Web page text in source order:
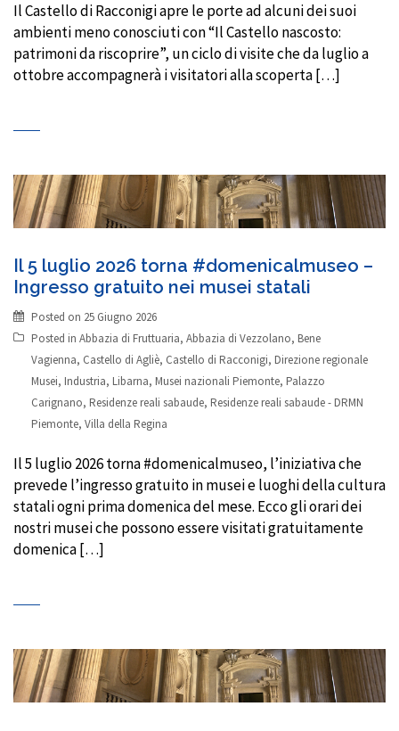
Il Castello di Racconigi apre le porte ad alcuni dei suoi
ambienti meno conosciuti con “Il Castello nascosto:
patrimoni da riscoprire”, un ciclo di visite che da luglio a
ottobre accompagnerà i visitatori alla scoperta […]
Il 5 luglio 2026 torna #domenicalmuseo –
Ingresso gratuito nei musei statali
Posted on 25 Giugno 2026
Posted in Abbazia di Fruttuaria, Abbazia di Vezzolano, Bene
Vagienna, Castello di Agliè, Castello di Racconigi, Direzione regionale
Musei, Industria, Libarna, Musei nazionali Piemonte, Palazzo
Carignano, Residenze reali sabaude, Residenze reali sabaude - DRMN
Piemonte, Villa della Regina
Il 5 luglio 2026 torna #domenicalmuseo, l’iniziativa che
prevede l’ingresso gratuito in musei e luoghi della cultura
statali ogni prima domenica del mese. Ecco gli orari dei
nostri musei che possono essere visitati gratuitamente
domenica […]